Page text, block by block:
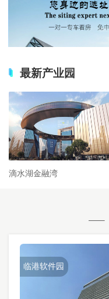
最新产业园
滴水湖金融湾
临港软件园